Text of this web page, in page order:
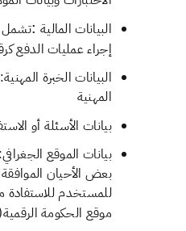
البيانات المالية :تشمل
إجراء عمليات الدفع
البيانات الخبرة
المهنية
بيانات الأسئلة أو
بيانات الموقع
بعض الأحيان
للمستخدم
موقع الحكومة الرقمية